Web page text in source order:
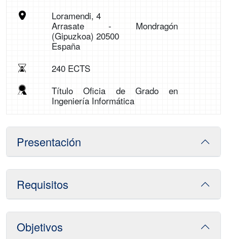
Loramendi, 4
Arrasate - Mondragón
(Gipuzkoa) 20500
España
240 ECTS
Título Oficia de Grado en
Ingeniería Informática
Presentación
Requisitos
Objetivos